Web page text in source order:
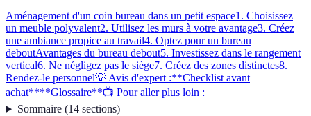
Aménagement d'un coin bureau dans un petit espace1. Choisissez
un meuble polyvalent2. Utilisez les murs à votre avantage3. Créez
une ambiance propice au travail4. Optez pour un bureau
deboutAvantages du bureau debout5. Investissez dans le rangement
vertical6. Ne négligez pas le siège7. Créez des zones distinctes8.
Rendez-le personnel💡 Avis d'expert :**Checklist avant
achat****Glossaire**📺 Pour aller plus loin :
Sommaire(14 sections)